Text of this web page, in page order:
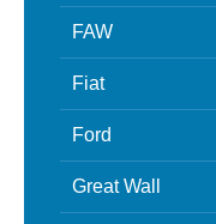
FAW
Fiat
Ford
Great Wall